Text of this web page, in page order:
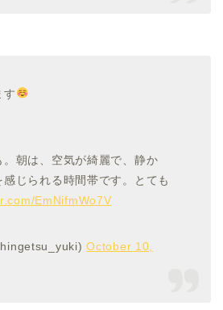
す
朝は、空気が綺麗で、静か
じられる時間帯です。とても
EmNifmWo7V
October 10,